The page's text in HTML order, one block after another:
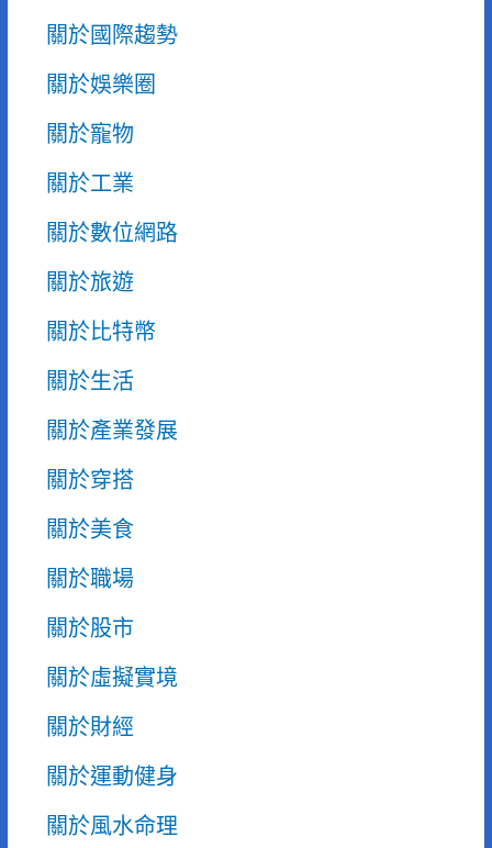
關於國際趨勢
關於娛樂圈
關於寵物
關於工業
關於數位網路
關於旅遊
關於比特幣
關於生活
關於產業發展
關於穿搭
關於美食
關於職場
關於股市
關於虛擬實境
關於財經
關於運動健身
關於風水命理